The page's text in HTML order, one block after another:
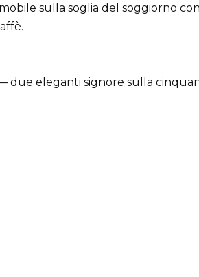
sulla soglia del soggiorno
due eleganti signore sulla